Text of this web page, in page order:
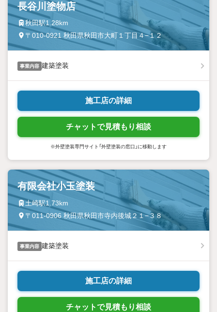
長谷川塗物店
秋田駅1.28km
〒010-0921 秋田県秋田市大町１丁目４−１２
事業内容 建築塗装
施工店の詳細
チャットで見積もり相談
※外壁塗装専門サイト「外壁塗装の窓口」に移動します
有限会社小玉塗装
土崎駅1.73km
〒011-0906 秋田県秋田市寺内後城２１−３８
事業内容 建築塗装
施工店の詳細
チャットで見積もり相談